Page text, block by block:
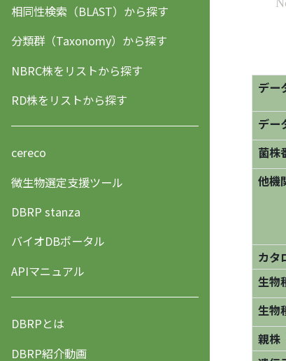
相同性検索（BLAST）から探す
分類群（Taxonomy）から探す
NBRC株をリストから探す
RD株をリストから探す
cereco
微生物選定支援ツール
DBRP stanza
バイオDBポータル
APIマニュアル
DBRPとは
DBRP紹介動画
デー
デー
菌株
他機
カタ
生物
生物
親株